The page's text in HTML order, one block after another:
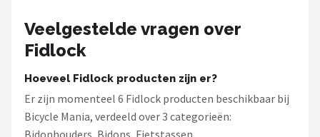
Veelgestelde vragen over
Fidlock
Hoeveel Fidlock producten zijn er?
Er zijn momenteel 6 Fidlock producten beschikbaar bij
Bicycle Mania, verdeeld over 3 categorieën:
Bidonhouders, Bidons, Fietstassen.